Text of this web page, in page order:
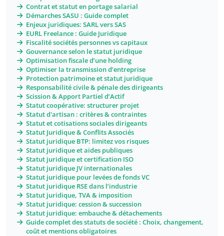
Contrat et statut en portage salarial
Démarches SASU : Guide complet
Enjeux juridiques: SARL vers SAS
EURL Freelance : Guide Juridique
Fiscalité sociétés personnes vs capitaux
Gouvernance selon le statut juridique
Optimisation fiscale d’une holding
Optimiser la transmission d’entreprise
Protection patrimoine et statut juridique
Responsabilité civile & pénale des dirigeants
Scission & Apport Partiel d’Actif
Statut coopérative: structurer projet
Statut d'artisan : critères & contraintes
Statut et cotisations sociales dirigeants
Statut Juridique & Conflits Associés
Statut juridique BTP: limitez vos risques
Statut juridique et aides publiques
Statut juridique et certification ISO
Statut juridique JV internationales
Statut juridique pour levées de fonds VC
Statut juridique RSE dans l’industrie
Statut juridique, TVA & imposition
Statut juridique: cession & succession
Statut juridique: embauche & détachements
Guide complet des statuts de société : Choix, changement,
coût et mentions obligatoires